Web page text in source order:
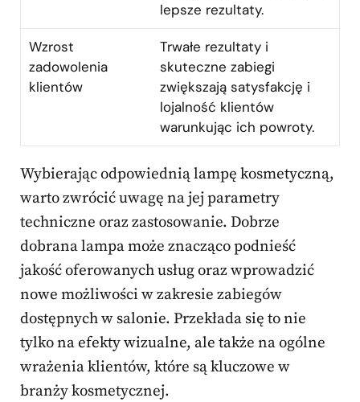
lepsze rezultaty.
Wzrost
zadowolenia
klientów
Trwałe rezultaty i
skuteczne zabiegi
zwiększają satysfakcję i
lojalność klientów
warunkując ich powroty.
Wybierając odpowiednią lampę kosmetyczną,
warto zwrócić uwagę na jej parametry
techniczne oraz zastosowanie. Dobrze
dobrana lampa może znacząco podnieść
jakość oferowanych usług oraz wprowadzić
nowe możliwości w zakresie zabiegów
dostępnych w salonie. Przekłada się to nie
tylko na efekty wizualne, ale także na ogólne
wrażenia klientów, które są kluczowe w
branży kosmetycznej.